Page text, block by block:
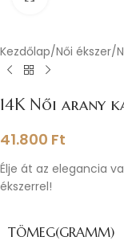
Kezdőlap Női ékszer
14K Női arany
41.800 Ft
Élje át az elegancia
ékszerrel!
TÖMEG(GRAMM)